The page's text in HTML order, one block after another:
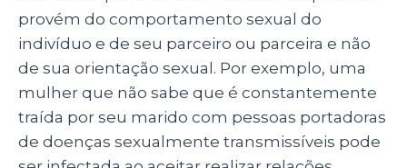
provém do comportamento sexual do
indivíduo e de seu parceiro ou parceira e não
de sua orientação sexual. Por exemplo, uma
mulher que não sabe que é constantemente
traída por seu marido com pessoas portadoras
de doenças sexualmente transmissíveis pode